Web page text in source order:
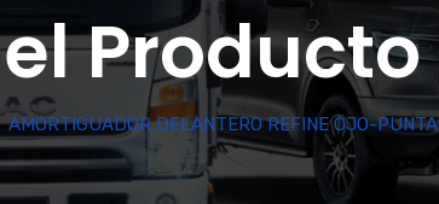
Producto
AMORTIGUADOR DELANTERO REFINE OJO-PUNTA